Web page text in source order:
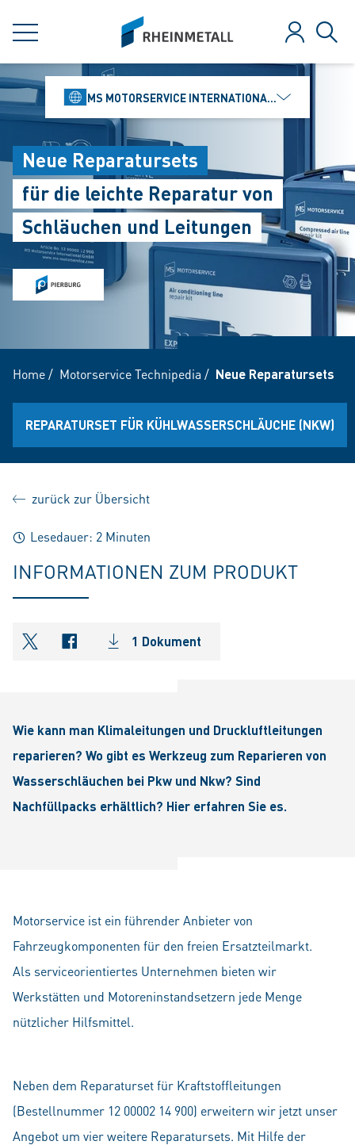
MENÜ
siteLogo
Anmelden
MS MOTORSERVICE INTERNATIONAL GMBH
Neue Reparatursets
für die leichte Reparatur von
Schläuchen und Leitungen
Home/ Motorservice Technipedia / Neue Reparatursets
REPARATURSET FÜR KÜHLWASSERSCHLÄUCHE (NKW)
zurück zur Übersicht
Lesedauer: 2 Minuten
INFORMATIONEN ZUM PRODUKT
shareOntwitter
shareOnfacebook
1 Dokument
Wie kann man Klimaleitungen und Druckluftleitungen
reparieren? Wo gibt es Werkzeug zum Reparieren von
Wasserschläuchen bei Pkw und Nkw? Sind
Nachfüllpacks erhältlich? Hier erfahren Sie es.
Motorservice ist ein führender Anbieter von
Fahrzeugkomponenten für den freien Ersatzteilmarkt.
Als serviceorientiertes Unternehmen bieten wir
Werkstätten und Motoreninstandsetzern jede Menge
nützlicher Hilfsmittel.
Neben dem Reparaturset für Kraftstoffleitungen
(Bestellnummer 12 00002 14 900) erweitern wir jetzt unser
Angebot um vier weitere Reparatursets. Mit Hilfe der